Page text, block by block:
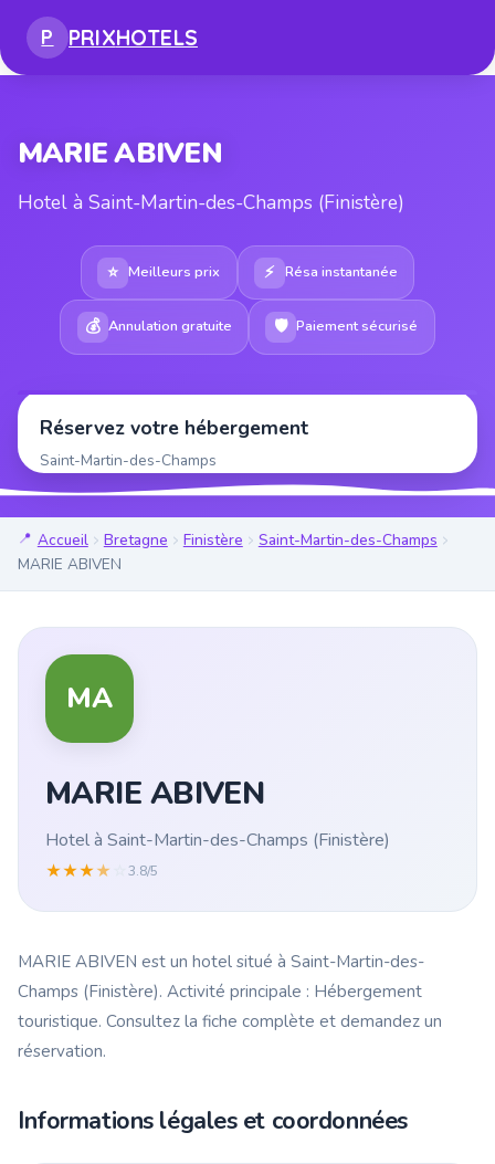
P PRIXHOTELS
MARIE ABIVEN
Hotel à Saint-Martin-des-Champs (Finistère)
⭐ Meilleurs prix ⚡ Résa instantanée
💰 Annulation gratuite 🛡 Paiement sécurisé
Réservez votre hébergement
Saint-Martin-des-Champs
Accueil Bretagne Finistère
Saint-Martin-des-Champs
MARIE ABIVEN
MA
MARIE ABIVEN
Hotel à Saint-Martin-des-Champs (Finistère)
★★★★ 3.8/5
MARIE ABIVEN est un hotel situé à Saint-Martin-des-
Champs (Finistère). Activité principale : Hébergement
touristique. Consultez la fiche complète et demandez un
réservation.
Informations légales et coordonnées